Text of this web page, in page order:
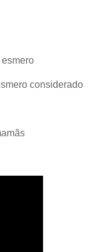
considerado